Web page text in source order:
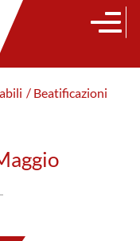
/ Beatificazioni